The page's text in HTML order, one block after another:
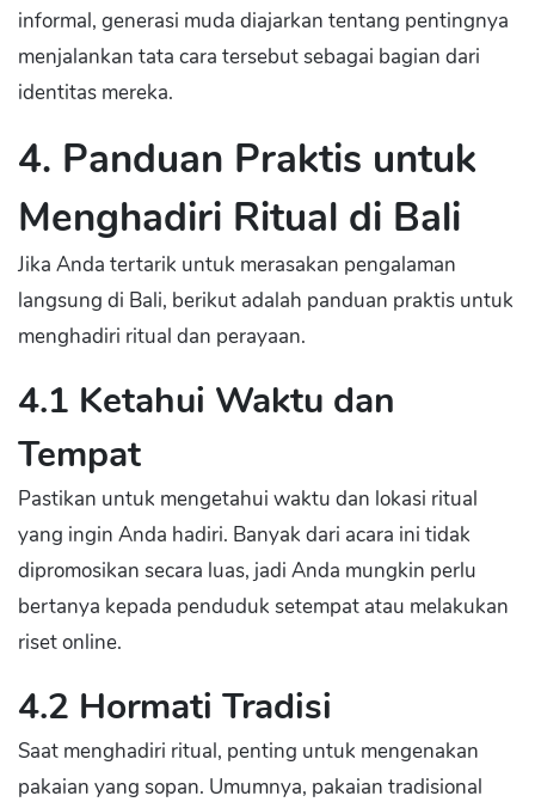
informal, generasi muda diajarkan tentang pentingnya
menjalankan tata cara tersebut sebagai bagian dari
identitas mereka.
4. Panduan Praktis untuk
Menghadiri Ritual di Bali
Jika Anda tertarik untuk merasakan pengalaman
langsung di Bali, berikut adalah panduan praktis untuk
menghadiri ritual dan perayaan.
4.1 Ketahui Waktu dan
Tempat
Pastikan untuk mengetahui waktu dan lokasi ritual
yang ingin Anda hadiri. Banyak dari acara ini tidak
dipromosikan secara luas, jadi Anda mungkin perlu
bertanya kepada penduduk setempat atau melakukan
riset online.
4.2 Hormati Tradisi
Saat menghadiri ritual, penting untuk mengenakan
pakaian yang sopan. Umumnya, pakaian tradisional